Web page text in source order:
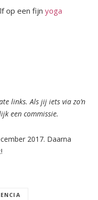
op een fijn yoga
links. Als jij iets via zo’n
een commissie.
2017. Daarna